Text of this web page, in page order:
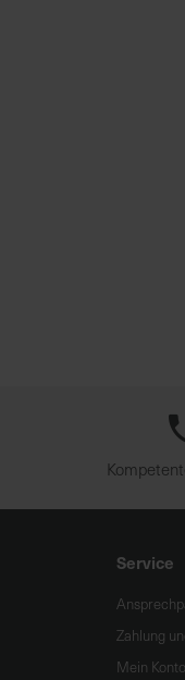
Service
Zahlung
Mein Konto